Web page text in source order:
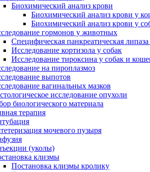
Биохимический анализ крови
Биохимический анализ крови у
Биохимический анализ крови у
гормонов у животных
Специфическая панкреатическая
Исследование кортизола у собак
Исследование тироксина у собак и
на пироплазмоз
выпотов
вагинальных мазков
исследование опухоли
биологического материала
терапия
мочевого пузыря
(уколы)
клизмы
Постановка клизмы кролику